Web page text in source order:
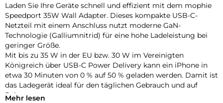
Laden Sie Ihre Geräte schnell und effizient mit dem mophie
Speedport 35W Wall Adapter. Dieses kompakte USB-C-
Netzteil mit einem Anschluss nutzt moderne GaN-
Technologie (Galliumnitrid) für eine hohe Ladeleistung bei
geringer Größe.
Mit bis zu 35 W in der EU bzw. 30 W im Vereinigten
Königreich über USB-C Power Delivery kann ein iPhone in
etwa 30 Minuten von 0 % auf 50 % geladen werden. Damit ist
das Ladegerät ideal für den täglichen Gebrauch und auf
Reisen.
Mehr lesen